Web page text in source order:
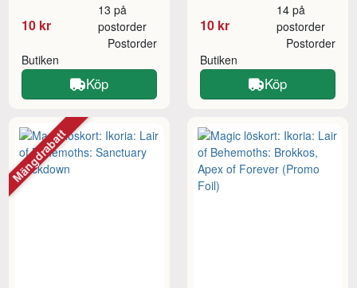
10 kr
13 på
postorder
Butiken
Postorder
Köp
10 kr
14 på
postorder
Butiken
Postorder
Köp
Mängdrabatt